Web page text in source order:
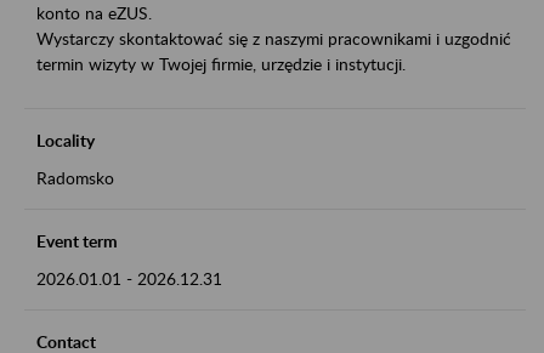
konto na eZUS.
Wystarczy skontaktować się z naszymi pracownikami i uzgodnić
termin wizyty w Twojej firmie, urzędzie i instytucji.
Locality
Radomsko
Event term
2026.01.01 - 2026.12.31
Contact